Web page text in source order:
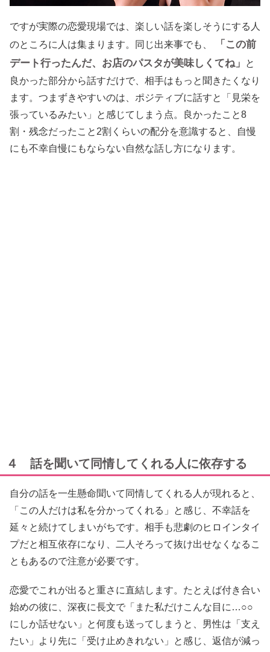
ですが実際の恋愛現場では、楽しい話を楽しそうにする人
のところに人は集まります。同じ出来事でも、
「この前
デート行ったんだ、お店のパスタが美味しくてね」
と
良かった部分から話すだけで、相手はもっと聞きたくなり
ます。つまずきやすいのは、ポジティブに話すと「見栄を
張っているみたい」と感じてしまう点。良かったこと8
割・残念だったこと2割くらいの配分を意識すると、自慢
にも不幸自慢にもならない自然な話し方になります。
４ 話を聞いて同情してくれる人に依存する
自分の話を一生懸命聞いて同情してくれる人が現れると、
「この人だけは私を分かってくれる」と感じ、不幸話を
延々と続けてしまいがちです。相手も悲劇のヒロインタイ
プだと相互依存になり、二人そろって抜け出せなくなるこ
ともあるので注意が必要です。
恋愛でこれが出ると重さに直結します。たとえば付き合い
始めの彼に、深夜に長文で「また私だけこんな目に…○○
にしか話せない」と何度も送ってしまうと、男性は「支え
たい」より先に「受け止めきれない」と感じ、返信が減っ